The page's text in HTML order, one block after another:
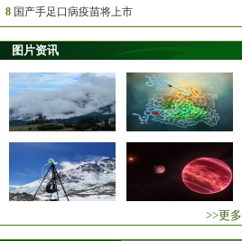
8 国产手足口病疫苗将上市
图片资讯
>>更多